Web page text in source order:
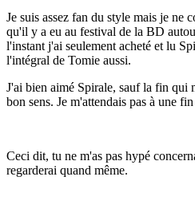
Je suis assez fan du style mais je ne
qu'il y a eu au festival de la BD
l'instant j'ai seulement acheté et lu
l'intégral de Tomie aussi.
J'ai bien aimé Spirale, sauf la fin qui
bon sens. Je m'attendais pas à une
Ceci dit, tu ne m'as pas hypé
regarderai quand même.